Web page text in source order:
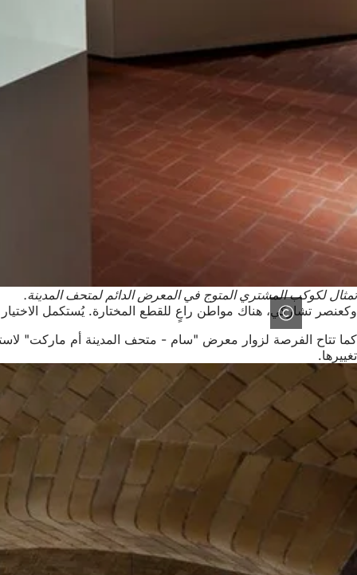
تمثال لكوكب المشتري المتوج في المعرض الدائم لمتحف المدينة.
وكعنصر تشاركي، هناك مواطن راعٍ للقطع المختارة. يُستكمل
كما تتاح الفرصة لزوار معرض "سام - متحف المدينة أم ماركت"
تغييرها.